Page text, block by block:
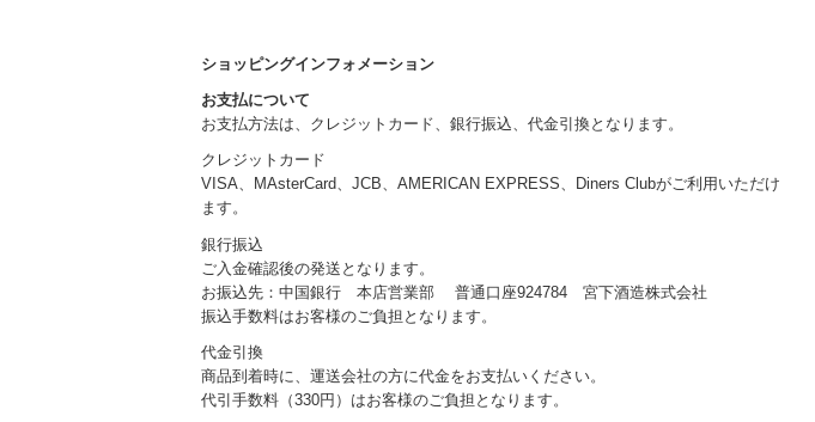
ショッピングインフォメーション
お支払について
お支払方法は、クレジットカード、銀行振込、代金引換となります。
クレジットカード
VISA、MAsterCard、JCB、AMERICAN EXPRESS、Diners Clubがご利用いただけ
ます。
銀行振込
ご入金確認後の発送となります。
お振込先：中国銀行 本店営業部 普通口座924784 宮下酒造株式会社
振込手数料はお客様のご負担となります。
代金引換
商品到着時に、運送会社の方に代金をお支払いください。
代引手数料（330円）はお客様のご負担となります。